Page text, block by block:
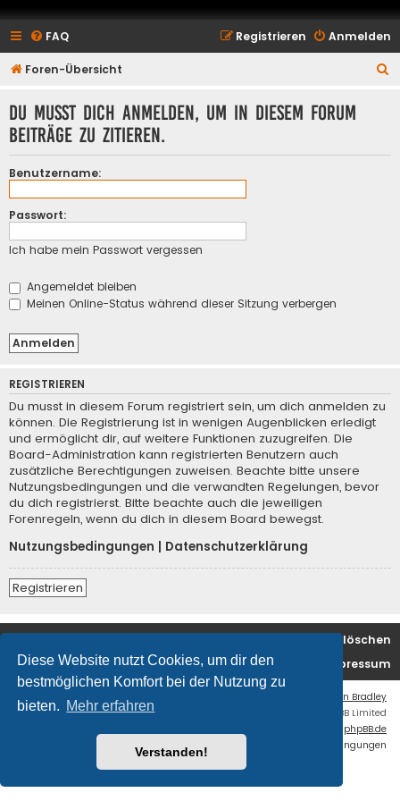
Diese Website nutzt Cookies, um dir den
bestmöglichen Komfort bei der Nutzung zu
bieten. Mehr erfahren
Verstanden!
FAQ Anmelden
Registrieren
Foren-Übersicht
Du musst dich anmelden, um in diesem Forum
Beiträge zu zitieren.
Benutzername:
Passwort:
Ich habe mein Passwort vergessen
Angemeldet bleiben
Meinen Online-Status während dieser Sitzung verbergen
REGISTRIEREN
Du musst in diesem Forum registriert sein, um dich anmelden zu
können. Die Registrierung ist in wenigen Augenblicken erledigt
und ermöglicht dir, auf weitere Funktionen zuzugreifen. Die
Board-Administration kann registrierten Benutzern auch
zusätzliche Berechtigungen zuweisen. Beachte bitte unsere
Nutzungsbedingungen und die verwandten Regelungen, bevor
du dich registrierst. Bitte beachte auch die jeweiligen
Forenregeln, wenn du dich in diesem Board bewegst.
Nutzungsbedingungen
Datenschutzerklärung
Registrieren
Alle Cookies löschen
Kontakt/Impressum
Ian Bradley
Powered by
® Forum Software © phpBB Limited
phpBB.de
Nutzungsbedingungen